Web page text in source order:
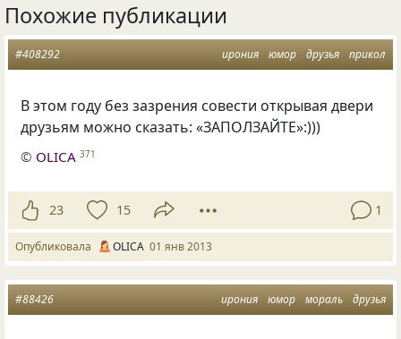
Похожие публикации
ирония юмор друзья прикол
#408292
В этом году без зазрения совести открывая двери
друзьям можно сказать: «ЗАПОЛЗАЙТЕ»:)))
© OLICA 371
23 15 1
Опубликовала OLICA 01 янв 2013
ирония юмор мораль друзья
#88426